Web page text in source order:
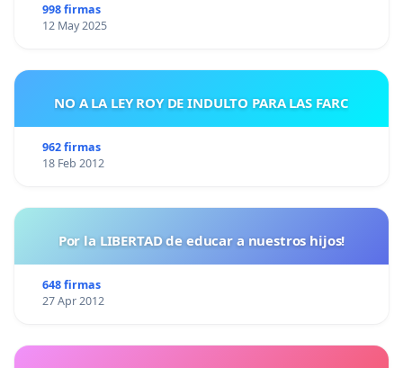
celebrados durante los primeros años de la
Democracia y la Paz, que inicialmente se llamaba
"de la Memoria Común y el Porvenir", y que tanto
han contribuido al reconocimiento mutuo y a la
eliminación de prejuicios respectivos
comprometido con los derechos humanos y la
interculturalidad.
998 firmas
12 May 2025
NO A LA LEY ROY DE INDULTO PARA LAS FARC
962 firmas
18 Feb 2012
Por la LIBERTAD de educar a nuestros hijos!
648 firmas
27 Apr 2012